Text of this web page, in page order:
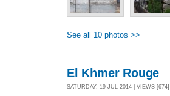
See all 10 photos >>
El Khmer Rouge
SATURDAY, 19 JUL 2014 | VIEWS [674]